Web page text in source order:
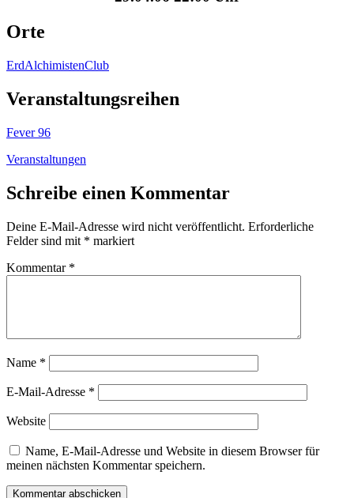
Orte
ErdAlchimistenClub
Veranstaltungsreihen
Fever 96
Veranstaltungen
Schreibe einen Kommentar
Deine E-Mail-Adresse wird nicht veröffentlicht. Erforderliche
Felder sind mit * markiert
Kommentar *
Name *
E-Mail-Adresse *
Website
Name, E-Mail-Adresse und Website in diesem Browser für
meinen nächsten Kommentar speichern.